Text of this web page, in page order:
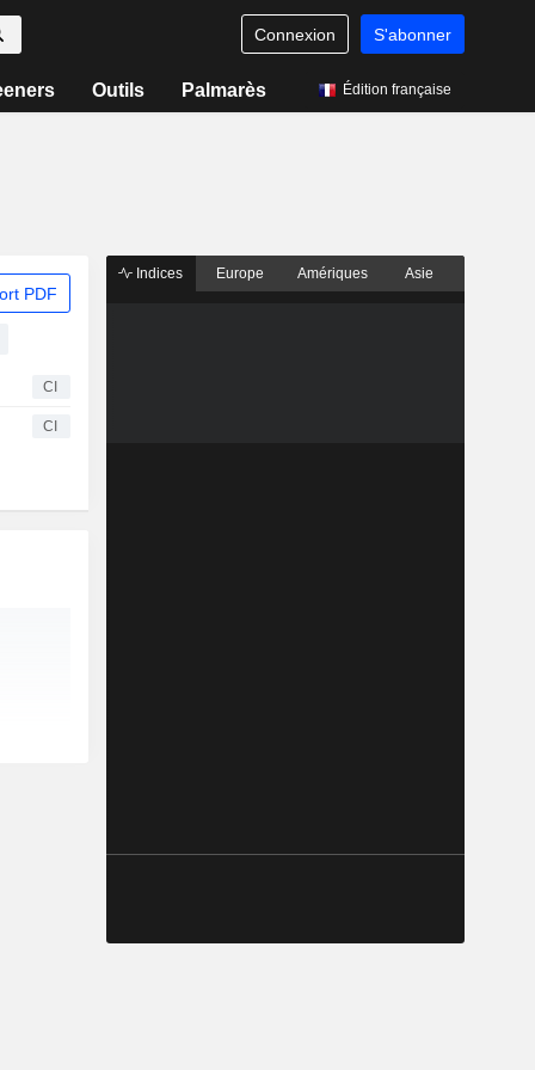
Connexion S'abonner
Outils Palmarès Édition française
PDF
CI
CI
Indices Europe Amériques Asie